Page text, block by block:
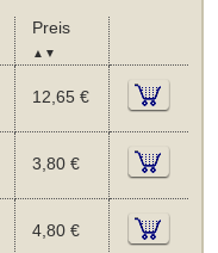
Preis
▲▼
12,65 €
3,80 €
4,80 €